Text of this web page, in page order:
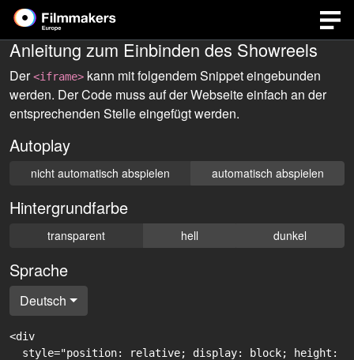
Anleitung zum Einbinden des Showreels
Der<iframe> kann mit folgendem Snippet eingebunden
werden. Der Code muss auf der Webseite einfach an der
entsprechenden Stelle eingefügt werden.
Autoplay
nicht automatisch abspielen automatisch abspielen
Hintergrundfarbe
transparent hell dunkel
Sprache
Deutsch
<div
style="position: relative; display: block; height: